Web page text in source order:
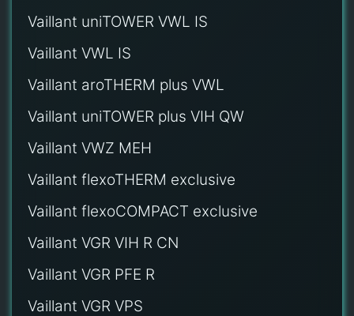
Vaillant uniTOWER VWL IS
Vaillant VWL IS
Vaillant aroTHERM plus VWL
Vaillant uniTOWER plus VIH QW
Vaillant VWZ MEH
Vaillant flexoTHERM exclusive
Vaillant flexoCOMPACT exclusive
Vaillant VGR VIH R CN
Vaillant VGR PFE R
Vaillant VGR VPS